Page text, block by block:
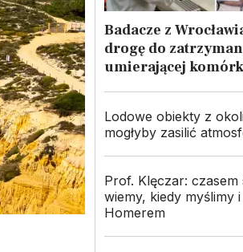
Badacze z
drogę do
umierającej
Lodowe obiekty z
mogłyby zasilić
Prof. Klęczar: czasem
wiemy, kiedy myślimy
Homerem